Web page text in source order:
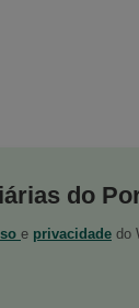
do
e privacidade do